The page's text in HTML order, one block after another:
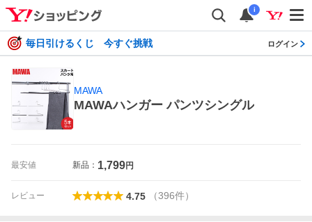
i
毎日引けるくじ 今すぐ挑戦 ログイン
MAWA
MAWAハンガー パンツシングル
最安値 新品： 1,799円
レビュー 4.75 （396件）